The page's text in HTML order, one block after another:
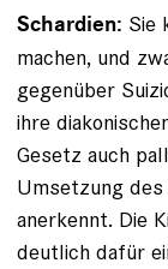
Schardien: Sie
machen, und
gegenüber
ihre
Gesetz auch
Umsetzung
anerkennt. Die
deutlich dafür